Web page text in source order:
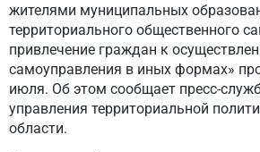
жителями муниципальных
территориального общественного
привлечение граждан к
самоуправления в иных формах»
июля. Об этом сообщает пресс-
управления территориальной
области.